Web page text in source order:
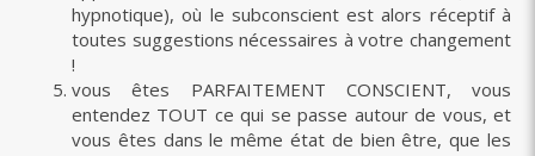
hypnotique), où le subconscient est alors réceptif à
toutes suggestions nécessaires à votre changement
!
vous êtes PARFAITEMENT CONSCIENT, vous
entendez TOUT ce qui se passe autour de vous, et
vous êtes dans le même état de bien être, que les